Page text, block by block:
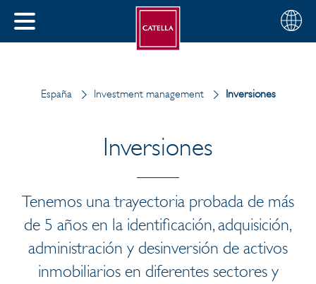
CERRAR
su
Español
España Investment management Inversiones
Inversiones
Tenemos una trayectoria probada de más
de 5 años en la identificación, adquisición,
administración y desinversión de activos
inmobiliarios en diferentes sectores y